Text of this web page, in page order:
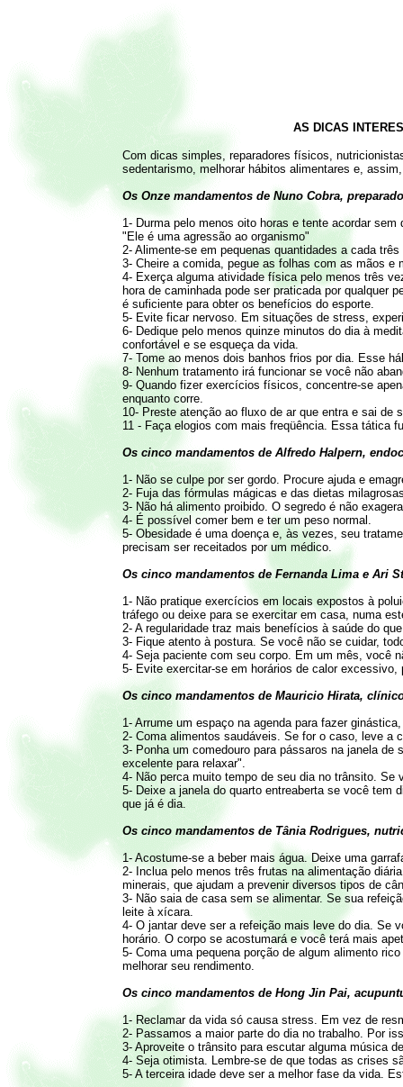
AS DICAS
Com dicas simples, reparadores físicos,
sedentarismo, melhorar hábitos alimentares e,
Os Onze mandamentos de Nuno Cobra,
1- Durma pelo menos oito horas e tente acordar sem
"Ele é uma agressão ao organismo"
2- Alimente-se em pequenas quantidades a cada três
3- Cheire a comida, pegue as folhas com as mãos e
4- Exerça alguma atividade física pelo menos três
hora de caminhada pode ser praticada por qualquer
é suficiente para obter os benefícios do esporte.
5- Evite ficar nervoso. Em situações de stress,
6- Dedique pelo menos quinze minutos do dia à
confortável e se esqueça da vida.
7- Tome ao menos dois banhos frios por dia. Esse
8- Nenhum tratamento irá funcionar se você não
9- Quando fizer exercícios físicos, concentre-se
enquanto corre.
10- Preste atenção ao fluxo de ar que entra e sai de
11 - Faça elogios com mais freqüência. Essa tática
Os cinco mandamentos de Alfredo Halpern,
1- Não se culpe por ser gordo. Procure ajuda e
2- Fuja das fórmulas mágicas e das dietas
3- Não há alimento proibido. O segredo é não
4- É possível comer bem e ter um peso normal.
5- Obesidade é uma doença e, às vezes, seu
precisam ser receitados por um médico.
Os cinco mandamentos de Fernanda Lima e Ari
1- Não pratique exercícios em locais expostos à
tráfego ou deixe para se exercitar em casa, numa
2- A regularidade traz mais benefícios à saúde do
3- Fique atento à postura. Se você não se cuidar,
4- Seja paciente com seu corpo. Em um mês, você
5- Evite exercitar-se em horários de calor excessivo,
Os cinco mandamentos de Mauricio Hirata,
1- Arrume um espaço na agenda para fazer
2- Coma alimentos saudáveis. Se for o caso, leve a
3- Ponha um comedouro para pássaros na janela
excelente para relaxar".
4- Não perca muito tempo de seu dia no trânsito. Se
5- Deixe a janela do quarto entreaberta se você tem
que já é dia.
Os cinco mandamentos de Tânia Rodrigues,
1- Acostume-se a beber mais água. Deixe uma
2- Inclua pelo menos três frutas na alimentação
minerais, que ajudam a prevenir diversos tipos de
3- Não saia de casa sem se alimentar. Se sua
leite à xícara.
4- O jantar deve ser a refeição mais leve do dia. Se
horário. O corpo se acostumará e você terá mais
5- Coma uma pequena porção de algum alimento
melhorar seu rendimento.
Os cinco mandamentos de Hong Jin Pai,
1- Reclamar da vida só causa stress. Em vez de
2- Passamos a maior parte do dia no trabalho. Por
3- Aproveite o trânsito para escutar alguma música
4- Seja otimista. Lembre-se de que todas as crises
5- A terceira idade deve ser a melhor fase da vida.